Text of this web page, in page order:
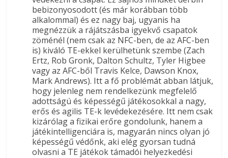
bebizonyosodott (és már korábban több
alkalommal) és ez nagy baj, ugyanis ha
megnézzük a rájátszásba igyekvő csapatok
zöménél (nem csak az NFC-ben, de az AFC-ben
is) kiváló TE-ekkel kerülhetünk szembe (Zach
Ertz, Rob Gronk, Dalton Schultz, Tyler Higbee
vagy az AFC-ből Travis Kelce, Dawson Knox,
Mark Andrews). Itt a fő problémát abban látjuk,
hogy jelenleg nem rendelkezünk megfelelő
adottságú és képességű játékosokkal a nagy,
erős és agilis TE-k levédekezésére. Itt nem csak
kizárólag a fizikai erőre gondolunk, hanem a
játékintelligenciára is, magyarán nincs olyan jó
képességű védőnk, aki elég gyorsan tudná
olvasni a TE játékok támadói helyezkedési